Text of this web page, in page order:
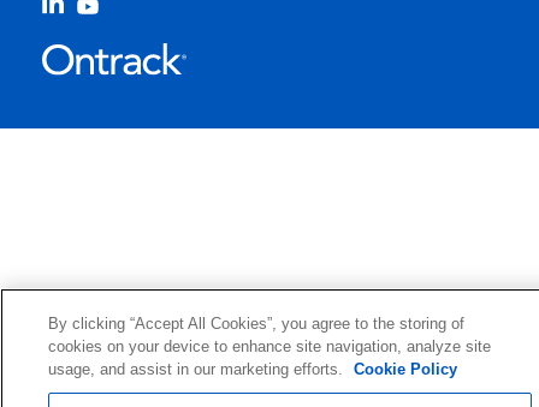
By clicking “Accept All Cookies”, you agree to the storing of
cookies on your device to enhance site navigation, analyze site
usage, and assist in our marketing efforts.
Cookie Policy